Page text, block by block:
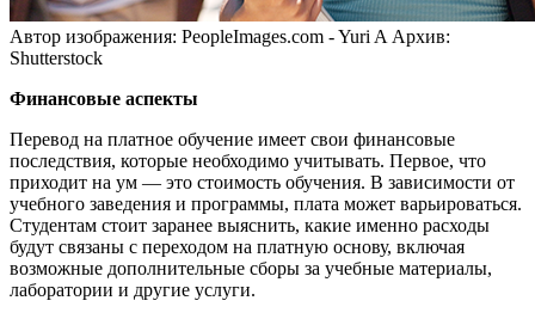
Автор изображения: PeopleImages.com - Yuri A Архив:
Shutterstock
Финансовые аспекты
Перевод на платное обучение имеет свои финансовые
последствия, которые необходимо учитывать. Первое, что
приходит на ум — это стоимость обучения. В зависимости от
учебного заведения и программы, плата может варьироваться.
Студентам стоит заранее выяснить, какие именно расходы
будут связаны с переходом на платную основу, включая
возможные дополнительные сборы за учебные материалы,
лаборатории и другие услуги.